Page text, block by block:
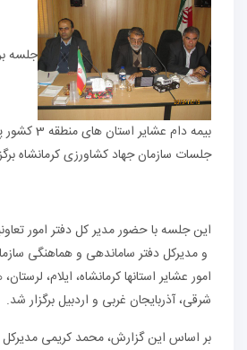
جلسه
بیمه دام
جلسات سازمان جهاد کشاورزی کرمانشاه
این جلسه با حضور مدیر کل دفتر امور
و مدیرکل دفتر ساماندهی و هماهنگی
امور عشایر استانها کرمانشاه، ایلام،
شرقی، آذربایجان غربی و اردبیل برگزار شد.
بر اساس این گزارش، محمد کریمی مدیرکل